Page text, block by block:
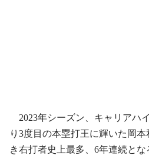
2023年シーズン、キャリアハ
り3度目の本塁打王に輝いた岡
き右打者史上最多、6年連続と